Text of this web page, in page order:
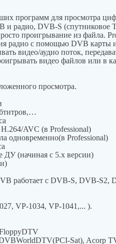
программ для просмотра
и радио, DVB-S
проигрывание из файла.
радио с помощью DVB карты
видео/аудио поток,
видео файлов или в
просмотра.
AVC (в Professional)
одновременно(в Professional)
ДУ (начиная с 5.x версии)
работает с DVB-S, DVB-
VP-1034, VP-1041,... ).
Sat), Acorp